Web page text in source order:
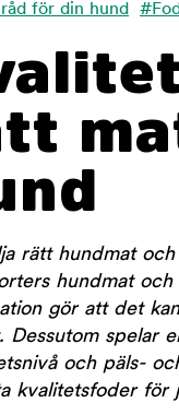
för din hund
rätt hundmat
hundmat
gör att det
Dessutom spelar
och päls-
kvalitetsfoder för